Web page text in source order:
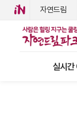
자연드림
실시간